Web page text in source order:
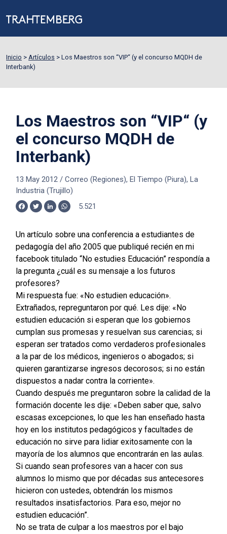
Inicio > Artículos > Los Maestros son “VIP“ (y el concurso MQDH de
Interbank)
Los Maestros son “VIP“ (y
el concurso MQDH de
Interbank)
13 May 2012/ Correo (Regiones), El Tiempo (Piura), La
Industria (Trujillo)
Facebook
TwitterLinkedInWhatsApp
5.521
Un artículo sobre una conferencia a estudiantes de
pedagogía del año 2005 que publiqué recién en mi
facebook titulado “No estudies Educación” respondía a
la pregunta ¿cuál es su mensaje a los futuros
profesores?
Mi respuesta fue: «No estudien educación».
Extrañados, repreguntaron por qué. Les dije: «No
estudien educación si esperan que los gobiernos
cumplan sus promesas y resuelvan sus carencias; si
esperan ser tratados como verdaderos profesionales
a la par de los médicos, ingenieros o abogados; si
quieren garantizarse ingresos decorosos; si no están
dispuestos a nadar contra la corriente».
Cuando después me preguntaron sobre la calidad de la
formación docente les dije: «Deben saber que, salvo
escasas excepciones, lo que les han enseñado hasta
hoy en los institutos pedagógicos y facultades de
educación no sirve para lidiar exitosamente con la
mayoría de los alumnos que encontrarán en las aulas.
Si cuando sean profesores van a hacer con sus
alumnos lo mismo que por décadas sus antecesores
hicieron con ustedes, obtendrán los mismos
resultados insatisfactorios. Para eso, mejor no
estudien educación”.
No se trata de culpar a los maestros por el bajo